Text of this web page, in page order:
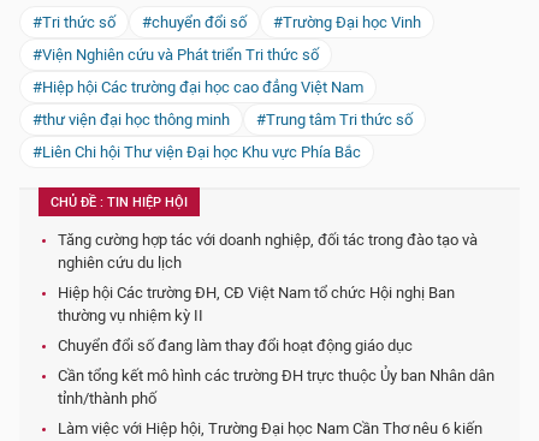
#Tri thức số
#chuyển đổi số
#Trường Đại học Vinh
#Viện Nghiên cứu và Phát triển Tri thức số
#Hiệp hội Các trường đại học cao đẳng Việt Nam
#thư viện đại học thông minh
#Trung tâm Tri thức số
#Liên Chi hội Thư viện Đại học Khu vực Phía Bắc
CHỦ ĐỀ : TIN HIỆP HỘI
Tăng cường hợp tác với doanh nghiệp, đối tác trong đào tạo và
nghiên cứu du lịch
Hiệp hội Các trường ĐH, CĐ Việt Nam tổ chức Hội nghị Ban
thường vụ nhiệm kỳ II
Chuyển đổi số đang làm thay đổi hoạt động giáo dục
Cần tổng kết mô hình các trường ĐH trực thuộc Ủy ban Nhân dân
tỉnh/thành phố
Làm việc với Hiệp hội, Trường Đại học Nam Cần Thơ nêu 6 kiến